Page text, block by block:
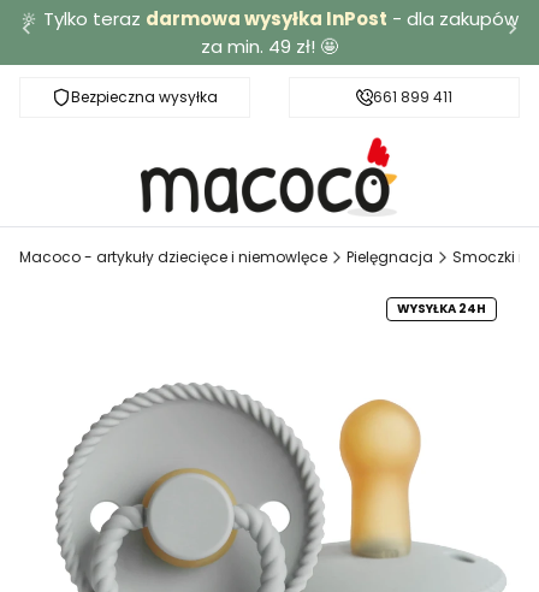
🔆 Tylko teraz darmowa wysyłka InPost - dla zakupów
za min. 49 zł! 🤩
Bezpieczna wysyłka Darmowa dostawa od 49 zł
661 899 411
Macoco - artykuły dziecięce i niemowlęce Pielęgnacja Smoczki i
WYSYŁKA 24H